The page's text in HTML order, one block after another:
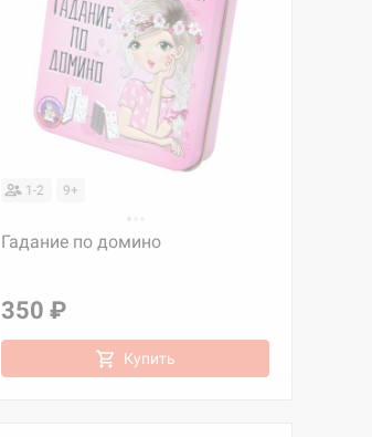
1-2 9+
Гадание по домино
350 ₽
Купить